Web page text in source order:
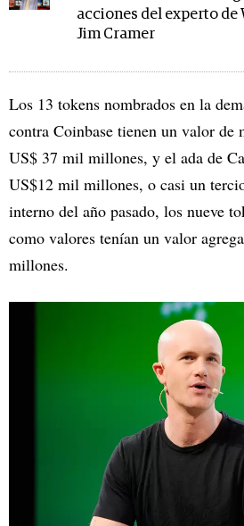
acciones del experto de
Jim Cramer
Los 13 tokens nombrados en la
contra Coinbase tienen un valor de
US$ 37 mil millones, y el ada de
US$12 mil millones, o casi un
interno del año pasado, los nueve
como valores tenían un valor
millones.